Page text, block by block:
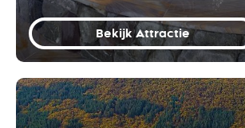
Bekijk Attractie